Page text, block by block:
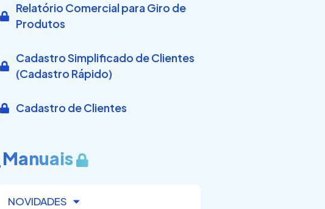
Relatório Comercial para Giro de
Produtos
Cadastro Simplificado de Clientes
(Cadastro Rápido)
Cadastro de Clientes
_Manuais
NOVIDADES